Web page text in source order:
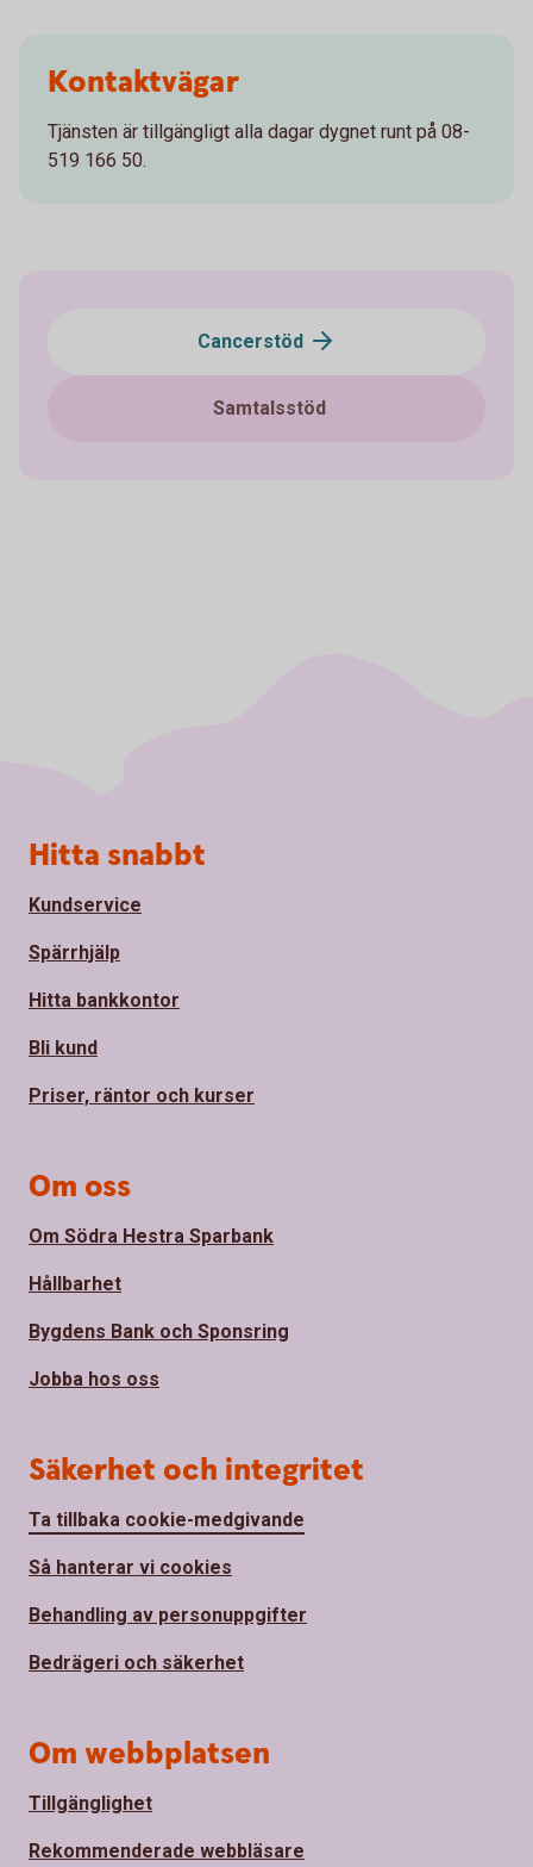
Kontaktvägar
Tjänsten är tillgängligt alla dagar dygnet runt på 08-
519 166 50.
Cancerstöd
Samtalsstöd
Sidfot
Hitta snabbt
Kundservice
Spärrhjälp
Hitta bankkontor
Bli kund
Priser, räntor och kurser
Om oss
Om Södra Hestra Sparbank
Hållbarhet
Bygdens Bank och Sponsring
Jobba hos oss
Säkerhet och integritet
Ta tillbaka cookie-medgivande
Så hanterar vi cookies
Behandling av personuppgifter
Bedrägeri och säkerhet
Om webbplatsen
Tillgänglighet
Rekommenderade webbläsare